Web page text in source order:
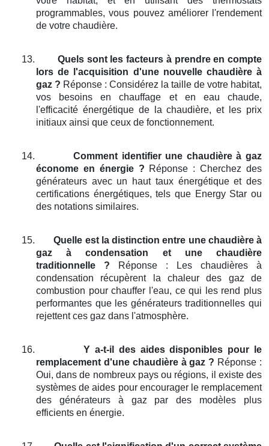
programmables, vous pouvez améliorer l'rendement
de votre chaudière.
13.
Quels sont les facteurs à prendre en compte
lors de l'acquisition d'une nouvelle chaudière à
gaz ? Réponse : Considérez la taille de votre habitat,
vos besoins en chauffage et en eau chaude,
l'efficacité énergétique de la chaudière, et les prix
initiaux ainsi que ceux de fonctionnement.
14.
Comment identifier une chaudière à gaz
économe en énergie ? Réponse : Cherchez des
générateurs avec un haut taux énergétique et des
certifications énergétiques, tels que Energy Star ou
des notations similaires.
15.
Quelle est la distinction entre une chaudière à
gaz à condensation et une chaudière
traditionnelle ? Réponse : Les chaudières à
condensation récupèrent la chaleur des gaz de
combustion pour chauffer l'eau, ce qui les rend plus
performantes que les générateurs traditionnelles qui
rejettent ces gaz dans l'atmosphère.
16.
Y a-t-il des aides disponibles pour le
remplacement d'une chaudière à gaz ? Réponse :
Oui, dans de nombreux pays ou régions, il existe des
systèmes de aides pour encourager le remplacement
des générateurs à gaz par des modèles plus
efficients en énergie.